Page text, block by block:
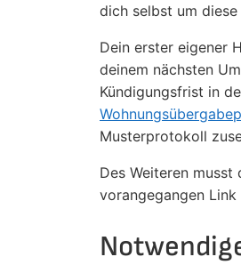
dich selbst um diese
Dein erster eigener
deinem nächsten
Kündigungsfrist in
Musterprotokoll
Des Weiteren musst
vorangegangen